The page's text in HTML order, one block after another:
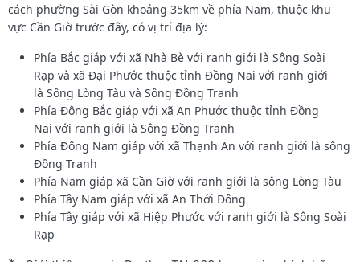
cách phường Sài Gòn khoảng 35km về phía Nam, thuộc khu
vực Cần Giờ trước đây, có vị trí địa lý:
Phía Bắc giáp với xã Nhà Bè với ranh giới là Sông Soài
Rạp và xã Đại Phước thuộc tỉnh Đồng Nai với ranh giới
là Sông Lòng Tàu và Sông Đồng Tranh
Phía Đông Bắc giáp với xã An Phước thuộc tỉnh Đồng
Nai với ranh giới là Sông Đồng Tranh
Phía Đông Nam giáp với xã Thạnh An với ranh giới là sông
Đồng Tranh
Phía Nam giáp xã Cần Giờ với ranh giới là sông Lòng Tàu
Phía Tây Nam giáp với xã An Thới Đông
Phía Tây giáp với xã Hiệp Phước với ranh giới là Sông Soài
Rạp